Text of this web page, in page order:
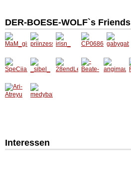
DER-BOESE-WOLF`s Friends
Interessen